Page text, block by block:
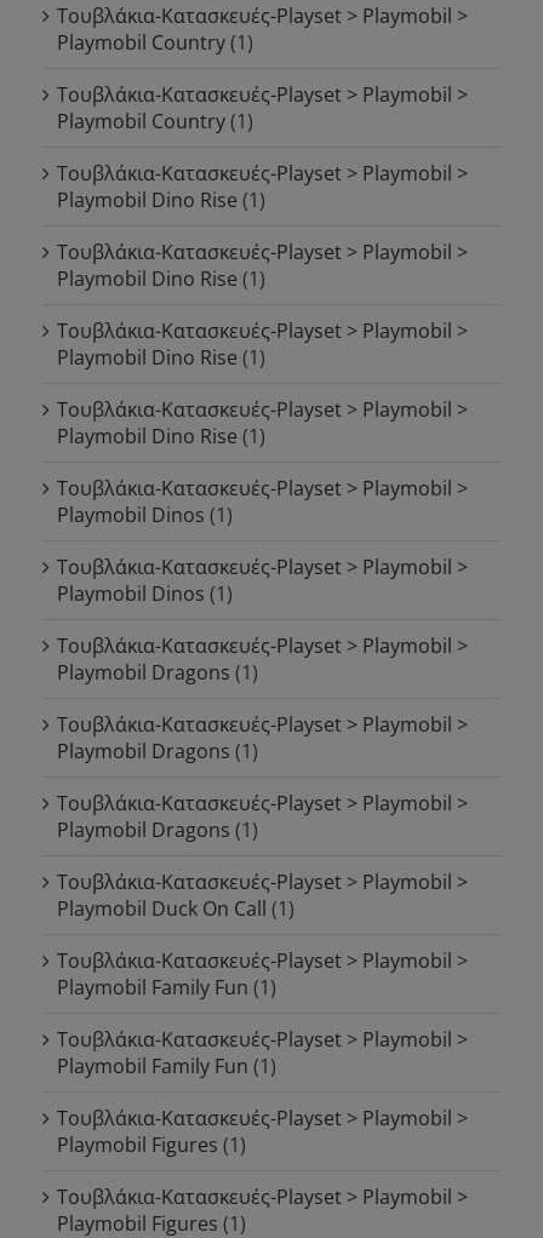
Τουβλάκια-Κατασκευές-Playset > Playmobil >
Playmobil Country(1)
Τουβλάκια-Κατασκευές-Playset > Playmobil >
Playmobil Country(1)
Τουβλάκια-Κατασκευές-Playset > Playmobil >
Playmobil Dino Rise (1)
Τουβλάκια-Κατασκευές-Playset > Playmobil >
Playmobil Dino Rise (1)
Τουβλάκια-Κατασκευές-Playset > Playmobil >
Playmobil Dino Rise (1)
Τουβλάκια-Κατασκευές-Playset > Playmobil >
Playmobil Dino Rise (1)
Τουβλάκια-Κατασκευές-Playset > Playmobil >
Playmobil Dinos (1)
Τουβλάκια-Κατασκευές-Playset > Playmobil >
Playmobil Dinos (1)
Τουβλάκια-Κατασκευές-Playset > Playmobil >
Playmobil Dragons (1)
Τουβλάκια-Κατασκευές-Playset > Playmobil >
Playmobil Dragons (1)
Τουβλάκια-Κατασκευές-Playset > Playmobil >
Playmobil Dragons (1)
Τουβλάκια-Κατασκευές-Playset > Playmobil >
Playmobil Duck On Call (1)
Τουβλάκια-Κατασκευές-Playset > Playmobil >
Playmobil Family Fun (1)
Τουβλάκια-Κατασκευές-Playset > Playmobil >
Playmobil Family Fun (1)
Τουβλάκια-Κατασκευές-Playset > Playmobil >
Playmobil Figures (1)
Τουβλάκια-Κατασκευές-Playset > Playmobil >
Playmobil Figures (1)